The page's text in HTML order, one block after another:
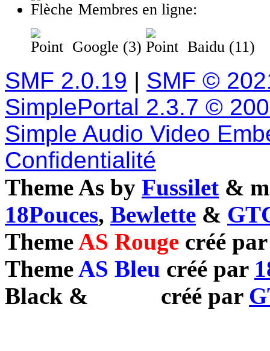
Membres en ligne:
Google (3) Baidu (11)
SMF 2.0.19 | SMF ©
SimplePortal 2.3.7 ©
Simple Audio Video
Confidentialité
Theme As by Fussilet &
18Pouces, Bewlette &
ThemeAS Rouge créé
ThemeAS Bleu créé par
Black & créé par